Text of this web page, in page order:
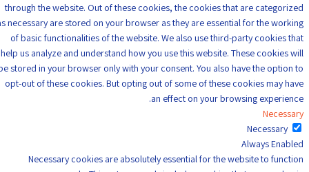
through the website. Out of these cookies, the cookies that are categorized
as necessary are stored on your browser as they are essential for the working
of basic functionalities of the website. We also use third-party cookies that
help us analyze and understand how you use this website. These cookies will
be stored in your browser only with your consent. You also have the option to
opt-out of these cookies. But opting out of some of these cookies may have
an effect on your browsing experience.
Necessary
Necessary
Always Enabled
Necessary cookies are absolutely essential for the website to function